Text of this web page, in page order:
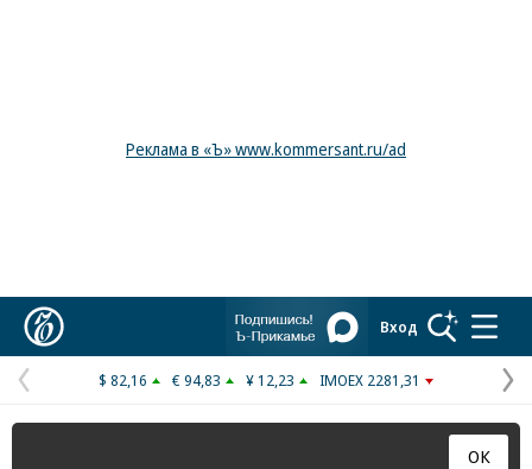
Реклама в «Ъ» www.kommersant.ru/ad
Вход
Предыдущая
страница
$ 82,16 € 94,83 ¥ 12,23 IMOEX 2281,31
ОК